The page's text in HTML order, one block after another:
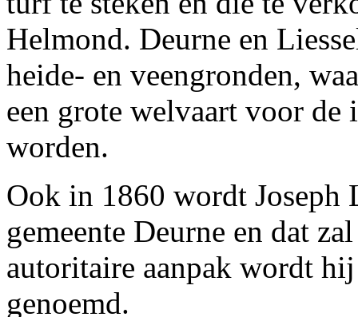
Helmond. Deurne en
heide- en veengronden,
een grote welvaart voor de
worden.
Ook in 1860 wordt Joseph
gemeente Deurne en dat
autoritaire aanpak wordt
genoemd.